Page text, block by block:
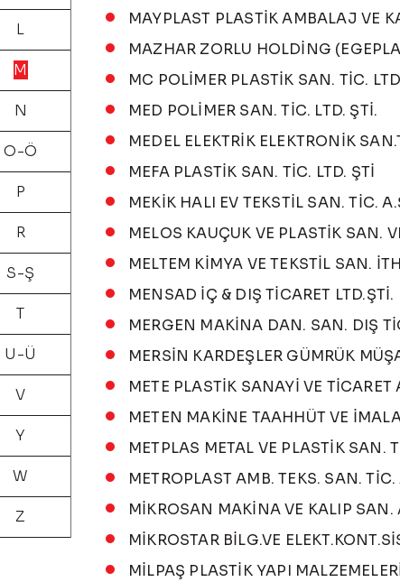
L
M
N
O-Ö
P
R
S-Ş
T
U-Ü
V
Y
W
Z
MAYPLAST PLASTİK AMBALAJ VE
MAZHAR ZORLU HOLDİNG
MC POLİMER PLASTİK SAN. TİC.
MED POLİMER SAN. TİC. LTD. ŞTİ.
MEDEL ELEKTRİK ELEKTRONİK
MEFA PLASTİK SAN. TİC. LTD. ŞTİ
MEKİK HALI EV TEKSTİL SAN. TİC.
MELOS KAUÇUK VE PLASTİK SAN.
MELTEM KİMYA VE TEKSTİL SAN.
MENSAD İÇ & DIŞ TİCARET LTD.ŞTİ.
MERGEN MAKİNA DAN. SAN. DIŞ
MERSİN KARDEŞLER GÜMRÜK
METE PLASTİK SANAYİ VE TİCARET
METEN MAKİNE TAAHHÜT VE
METPLAS METAL VE PLASTİK SAN.
METROPLAST AMB. TEKS. SAN. TİC.
MİKROSAN MAKİNA VE KALIP SAN.
MİKROSTAR BİLG.VE
MİLPAŞ PLASTİK YAPI